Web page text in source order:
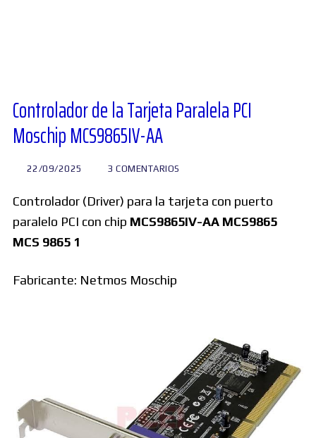
Foros
Buscar:
Controlador de la Tarjeta Paralela PCI
Moschip MCS9865IV-AA
22/09/2025 3 COMENTARIOS
Controlador (Driver) para la tarjeta con puerto
paralelo PCI con chip MCS9865IV-AA MCS9865
MCS 9865 1
Fabricante: Netmos Moschip